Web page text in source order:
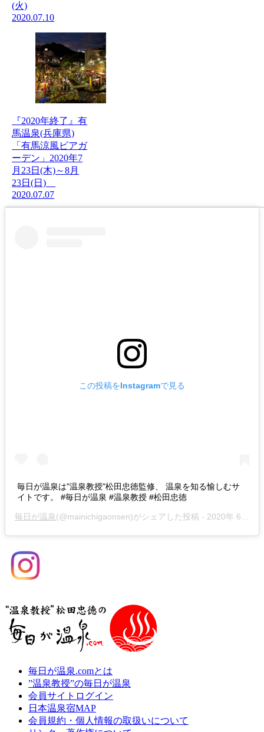
(火)
2020.07.10
『2020年終了』有
馬温泉(兵庫県)
「有馬涼風ビアガ
ーデン」2020年7
月23日(木)～8月
23日(日)
2020.07.07
この投稿をInstagramで見る
毎日が温泉は"温泉教授"松田忠徳監修、 温泉を知る愉しむサ
イトです。 #毎日が温泉 #温泉教授 #松田忠徳
毎日が温泉(@mainichigaonsen)がシェアした投稿 - 2020年 6月月29日午前12時05分PDT
毎日が温泉.comとは
”温泉教授”の毎日が温泉
会員サイトログイン
日本温泉宿MAP
会員規約・個人情報の取扱いについて